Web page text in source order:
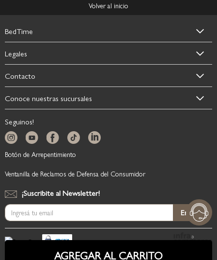
AGREGAR AL CARRITO
Volver al inicio
BedTime
Legales
Contacto
Conoce nuestras sucursales
¡Suscribite al Newsletter!
Suscríbase
al
boletín
informativo:
Enviar
Seguinos!
Botón de Arrepentimiento
Ventanilla de Reclamos de Defensa del Consumidor
Copyright © 2026, BedTime.